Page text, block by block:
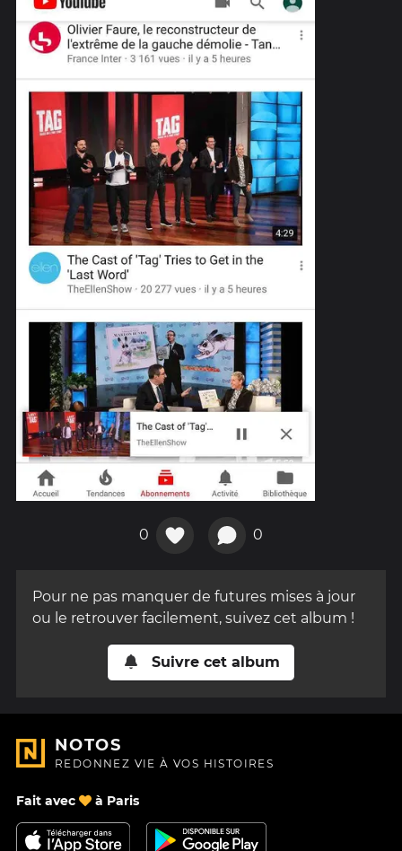
0 0
Pour ne pas manquer de futures mises à jour
ou le retrouver facilement, suivez cet album !
Suivre cet album
NOTOS
REDONNEZ VIE À VOS HISTOIRES
Fait avec à Paris